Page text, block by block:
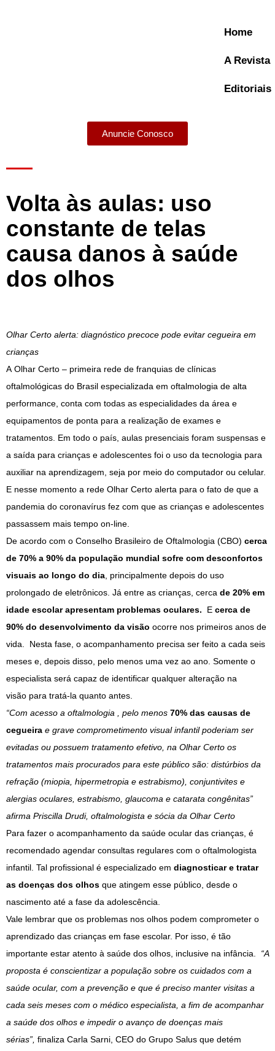
Home
A Revista
Editoriais
Anuncie Conosco
Volta às aulas: uso
constante de telas
causa danos à saúde
dos olhos
Olhar Certo alerta: diagnóstico precoce pode evitar cegueira em
crianças
A Olhar Certo – primeira rede de franquias de clínicas
oftalmológicas do Brasil especializada em oftalmologia de alta
performance, conta com todas as especialidades da área e
equipamentos de ponta para a realização de exames e
tratamentos. Em todo o país, aulas presenciais foram suspensas e
a saída para crianças e adolescentes foi o uso da tecnologia para
auxiliar na aprendizagem, seja por meio do computador ou celular.
E nesse momento a rede Olhar Certo alerta para o fato de que a
pandemia do coronavírus fez com que as crianças e adolescentes
passassem mais tempo on-line.
De acordo com o Conselho Brasileiro de Oftalmologia (CBO) cerca
de 70% a 90% da população mundial sofre com desconfortos
visuais ao longo do dia, principalmente depois do uso
prolongado de eletrônicos. Já entre as crianças, cerca de 20% em
idade escolar apresentam problemas oculares. E cerca de
90% do desenvolvimento da visão ocorre nos primeiros anos de
vida. Nesta fase, o acompanhamento precisa ser feito a cada seis
meses e, depois disso, pelo menos uma vez ao ano. Somente o
especialista será capaz de identificar qualquer alteração na
visão para tratá-la quanto antes.
“Com acesso a oftalmologia , pelo menos 70% das causas de
cegueira e grave comprometimento visual infantil poderiam ser
evitadas ou possuem tratamento efetivo, na Olhar Certo os
tratamentos mais procurados para este público são: distúrbios da
refração (miopia, hipermetropia e estrabismo), conjuntivites e
alergias oculares, estrabismo, glaucoma e catarata congênitas”
afirma Priscilla Drudi, oftalmologista e sócia da Olhar Certo
Para fazer o acompanhamento da saúde ocular das crianças, é
recomendado agendar consultas regulares com o oftalmologista
infantil. Tal profissional é especializado em diagnosticar e tratar
as doenças dos olhos que atingem esse público, desde o
nascimento até a fase da adolescência.
Vale lembrar que os problemas nos olhos podem comprometer o
aprendizado das crianças em fase escolar. Por isso, é tão
importante estar atento à saúde dos olhos, inclusive na infância. “A
proposta é conscientizar a população sobre os cuidados com a
saúde ocular, com a prevenção e que é preciso manter visitas a
cada seis meses com o médico especialista, a fim de acompanhar
a saúde dos olhos e impedir o avanço de doenças mais
sérias”, finaliza Carla Sarni, CEO do Grupo Salus que detém